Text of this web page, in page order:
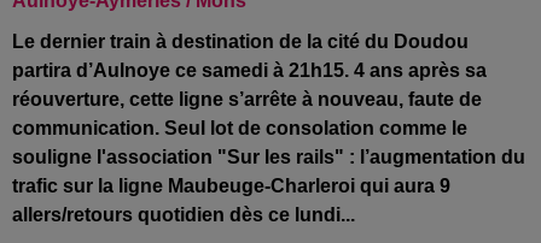
Le dernier train à destination de la cité du Doudou
partira d’Aulnoye ce samedi à 21h15. 4 ans après sa
réouverture, cette ligne s’arrête à nouveau, faute de
communication. Seul lot de consolation comme le
souligne l'association "Sur les rails" : l’augmentation du
trafic sur la ligne Maubeuge-Charleroi qui aura 9
allers/retours quotidien dès ce lundi...